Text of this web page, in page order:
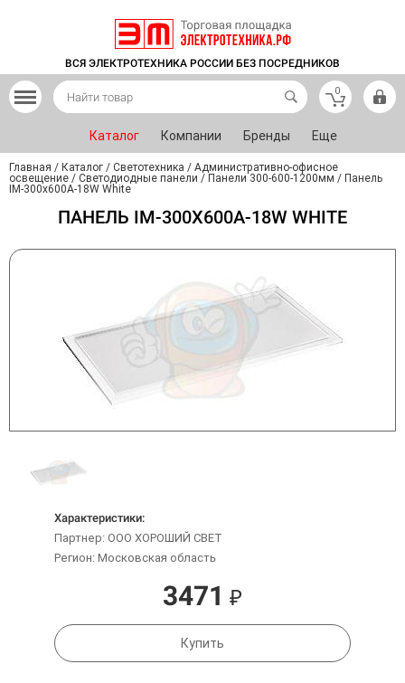
ВСЯ ЭЛЕКТРОТЕХНИКА РОССИИ БЕЗ ПОСРЕДНИКОВ
0
Каталог Компании Бренды Еще
Главная / Каталог / Светотехника / Административно-офисное
освещение / Светодиодные панели / Панели 300-600-1200мм / Панель
IM-300x600A-18W White
ПАНЕЛЬ IM-300X600A-18W WHITE
Характеристики:
Партнер: ООО ХОРОШИЙ СВЕТ
Регион: Московская область
3471 ₽
Купить